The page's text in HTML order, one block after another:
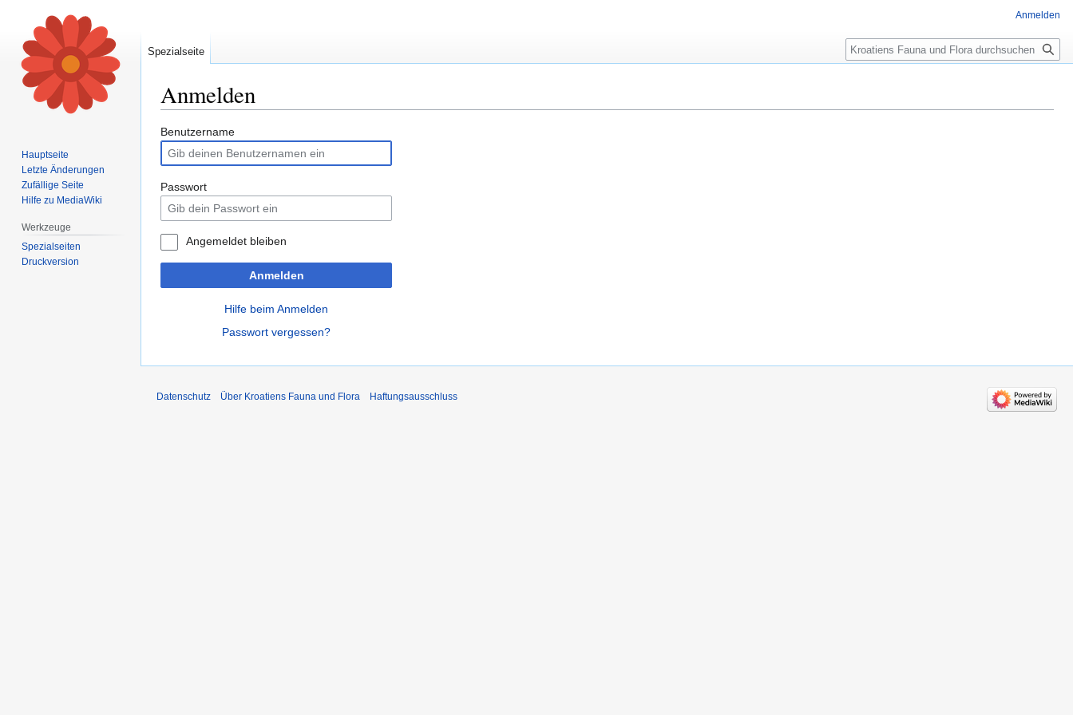
Anmelden
Zur
Navigation
springen
Zur
Suche
springen
Benutzername
Passwort
Angemeldet bleiben
Anmelden
Hilfe beim Anmelden
Passwort vergessen?
Anmelden
Spezialseite Suche
Hauptseite
Letzte Änderungen
Zufällige Seite
Hilfe zu MediaWiki
Werkzeuge
Spezialseiten
Druckversion
Datenschutz Über Kroatiens Fauna und Flora Haftungsausschluss